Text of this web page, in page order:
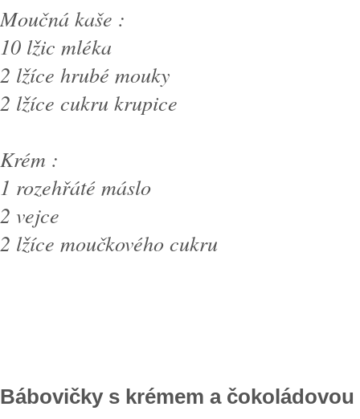
Moučná kaše :
10 lžic mléka
2 lžíce hrubé mouky
2 lžíce cukru krupice
Krém :
1 rozehřáté máslo
2 vejce
2 lžíce moučkového cukru
Bábovičky s krémem a